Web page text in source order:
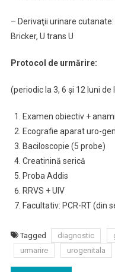
– Derivaţii urinare
Bricker, U trans U
Protocol de urmărire:
(periodic la 3, 6 şi 12 luni
Examen obiectiv +
Ecografie aparat uro-
Baciloscopie (5 probe)
Creatinină serică
Proba Addis
RRVS + UIV
Facultativ: PCR-RT (din
Tagged diagnostic
urmarire
urogenitala